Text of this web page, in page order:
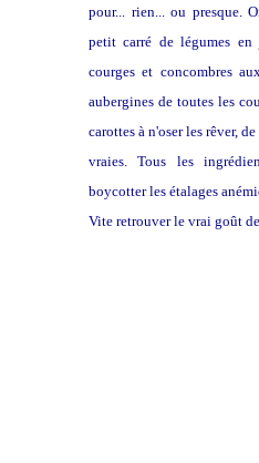
pour... rien... ou presque.
petit carré de légumes
courges et concombres
aubergines de toutes les
carottes à n'oser les rêver,
vraies. Tous les
boycotter les étalages
Vite retrouver le vrai goût de